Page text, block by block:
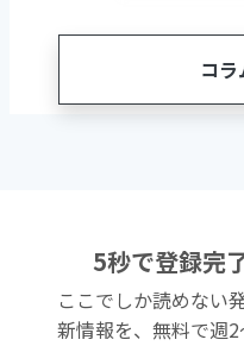
コ
5秒で登録完
ここでしか読めない
新情報を、無料で週2